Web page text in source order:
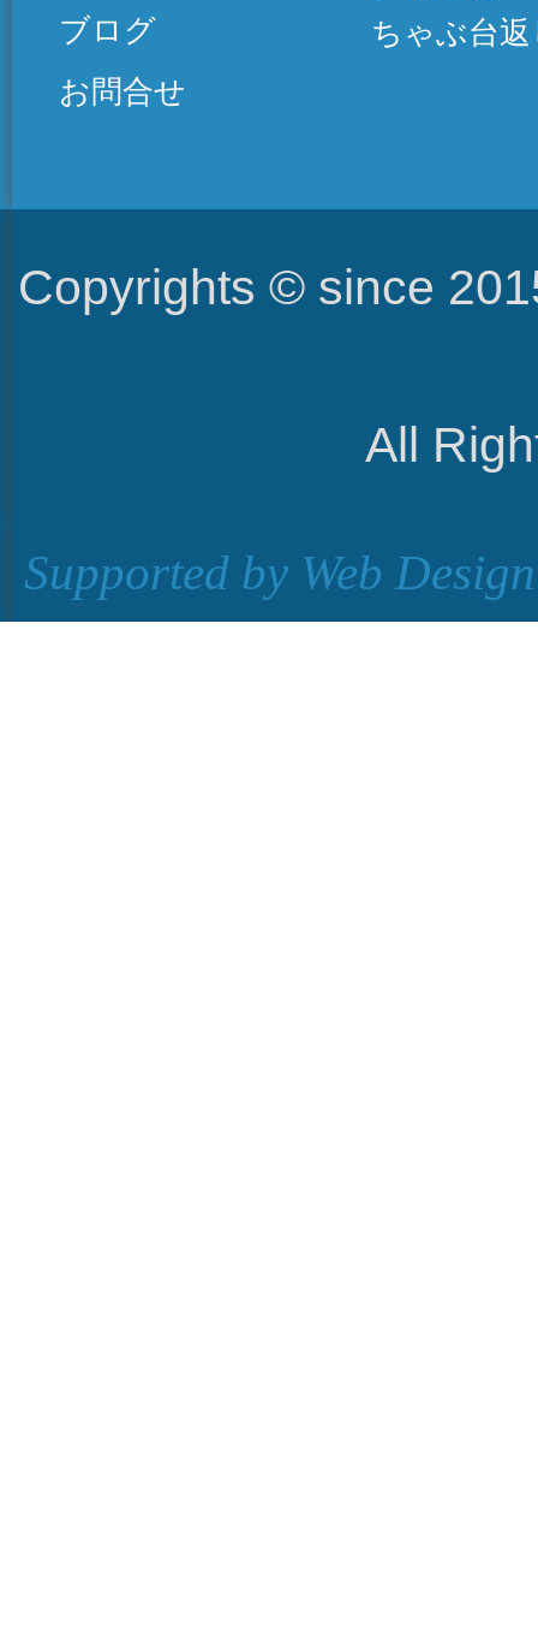
ブログ
お問合せ
ちゃぶ台
Copyrights © since
All
Supported by Web